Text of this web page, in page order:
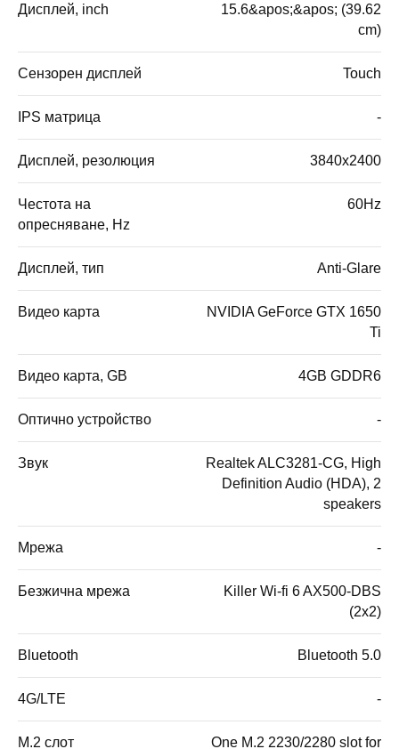
Дисплей, inch
15.6&apos;&apos; (39.62
cm)
Сензорен дисплей Touch
IPS матрица -
Дисплей, резолюция 3840x2400
Честота на
опресняване, Hz
60Hz
Дисплей, тип Anti-Glare
Видео карта
NVIDIA GeForce GTX 1650
Ti
Видео карта, GB 4GB GDDR6
Оптично устройство -
Звук
Realtek ALC3281-CG, High
Definition Audio (HDA), 2
speakers
Мрежа -
Безжична мрежа
Killer Wi-fi 6 AX500-DBS
(2x2)
Bluetooth Bluetooth 5.0
4G/LTE -
M.2 слот One M.2 2230/2280 slot for